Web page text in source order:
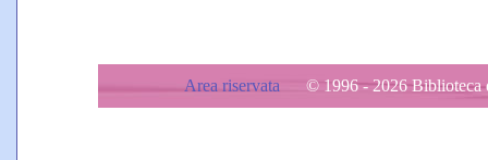
Area riservata © 1996 - 2026 Biblioteca